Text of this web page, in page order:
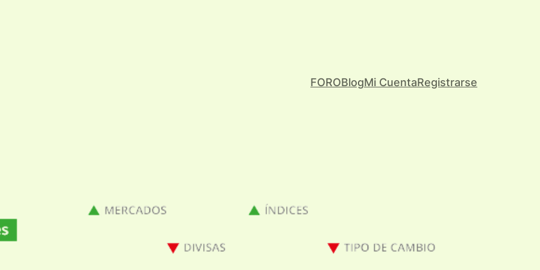
FOROBlogMi CuentaRegistrarse